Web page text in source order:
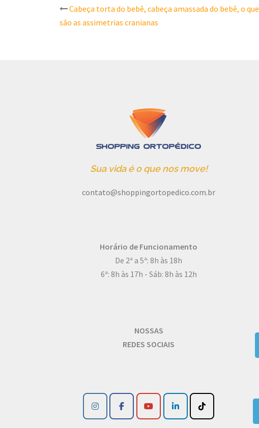
Post
Cabeça torta do bebê, cabeça amassada do bebê, o que
são as assimetrias cranianas
Sua vida é o que nos move!
contato@shoppingortopedico.com.br
Horário de Funcionamento
De 2ª a 5ª: 8h às 18h
6ª: 8h às 17h - Sáb: 8h às 12h
NOSSAS
REDES SOCIAIS